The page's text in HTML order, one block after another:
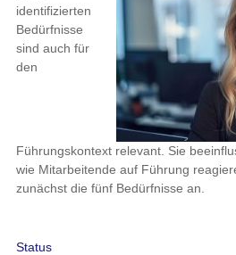
identifizierten
Bedürfnisse
sind auch für
den
Führungskontext relevant. Sie
wie Mitarbeitende auf Führung
zunächst die fünf Bedürfnisse an.
Status